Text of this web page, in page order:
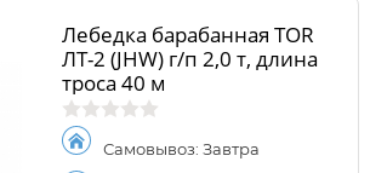
Лебедка барабанная TOR
ЛТ-2 (JHW) г/п 2,0 т, длина
троса 40 м
Самовывоз: Завтра